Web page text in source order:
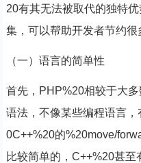
20有其无法被取代的独特
集，可以帮助开发者节约很
（一）语言的简单性
首先，PHP%20相较于大
语法，不像某些编程语言
0C++%20的%20move/
比较简单的，C++%20甚至